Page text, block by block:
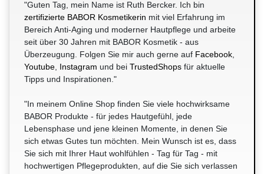
"Guten Tag, mein Name ist Ruth Bercker. Ich bin
zertifizierte BABOR Kosmetikerin mit viel Erfahrung im
Bereich Anti-Aging und moderner Hautpflege und arbeite
seit über 30 Jahren mit BABOR Kosmetik - aus
Überzeugung. Folgen Sie mir auch gerne auf Facebook
Youtube Instagram und bei TrustedShops für aktuelle
Tipps und Inspirationen."
"In meinem Online Shop finden Sie viele hochwirksame
BABOR Produkte - für jedes Hautgefühl, jede
Lebensphase und jene kleinen Momente, in denen Sie
sich etwas Gutes tun möchten. Mein Wunsch ist es, dass
Sie sich mit Ihrer Haut wohlfühlen - Tag für Tag - mit
hochwertigen Pflegeprodukten, auf die Sie sich verlassen